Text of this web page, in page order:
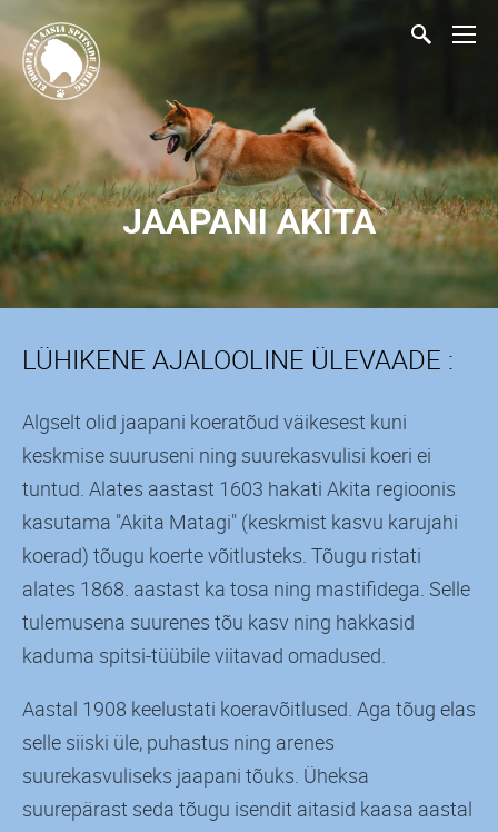
JAAPANI AKITA
LÜHIKENE AJALOOLINE ÜLEVAADE :
Algselt olid jaapani koeratõud väikesest kuni
keskmise suuruseni ning suurekasvulisi koeri ei
tuntud. Alates aastast 1603 hakati Akita regioonis
kasutama "Akita Matagi" (keskmist kasvu karujahi
koerad) tõugu koerte võitlusteks. Tõugu ristati
alates 1868. aastast ka tosa ning mastifidega. Selle
tulemusena suurenes tõu kasv ning hakkasid
kaduma spitsi-tüübile viitavad omadused.
Aastal 1908 keelustati koeravõitlused. Aga tõug elas
selle siiski üle, puhastus ning arenes
suurekasvuliseks jaapani tõuks. Üheksa
suurepärast seda tõugu isendit aitasid kaasa aastal